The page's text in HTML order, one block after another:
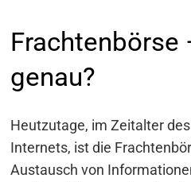
Frachtenbörse
genau?
Heutzutage, im Zeitalter
Internets, ist die
Austausch von